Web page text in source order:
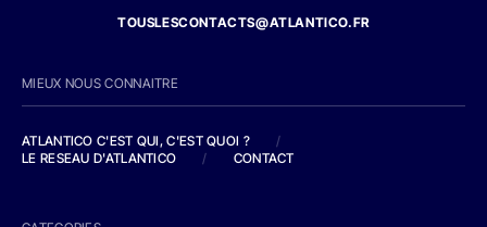
TOUSLESCONTACTS@ATLANTICO.FR
MIEUX NOUS CONNAITRE
ATLANTICO C'EST QUI, C'EST QUOI ?
/
LE RESEAU D'ATLANTICO
/ CONTACT